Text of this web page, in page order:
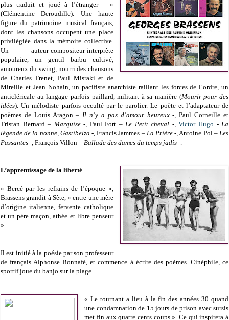
plus traduit et joué à l’étranger »
(Clémentine Deroudille). Une haute
figure du patrimoine musical français,
dont les chansons occupent une place
privilégiée dans la mémoire collective.
Un auteur-compositeur-interprète
populaire, un gentil barbu cultivé,
amoureux du swing, nourri des chansons
de Charles Trenet, Paul Misraki et de
Mireille et Jean Nohain, un pacifiste anarchiste raillant les forces de l’ordre, un
anticléricale au langage parfois paillard, militant à sa manière (Mourir pour des
idées). Un mélodiste parfois occulté par le parolier. Le poète et l’adaptateur de
poèmes de Louis Aragon –Il n’y a pas d’amour heureux -, Paul Corneille et
Tristan Bernard – Marquise -, Paul Fort –Le Petit cheval -,Victor Hugo -La
légende de la nonne, Gastibelza -, Francis Jammes – La Prière -, Antoine Pol –Les
Passantes -, François Villon – Ballade des dames du temps jadis -.
L’apprentissage de la liberté
« Bercé par les refrains de l’époque »,
Brassens grandit à Sète, « entre une mère
d’origine italienne, fervente catholique
et un père maçon, athée et libre penseur
».
Il est initié à la poésie par son professeur
de français Alphonse Bonnafé, et commence à écrire des poèmes. Cinéphile, ce
sportif joue du banjo sur la plage.
« Le tournant a lieu à la fin des années 30 quand
une condamnation de 15 jours de prison avec sursis
met fin aux quatre cents coups ». Ce qui inspirera à